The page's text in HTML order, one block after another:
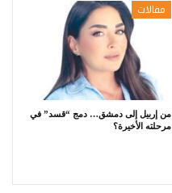
مقالات
من إربيل إلى دمشق… دمج “قسد” في
مرحلته الأخيرة؟